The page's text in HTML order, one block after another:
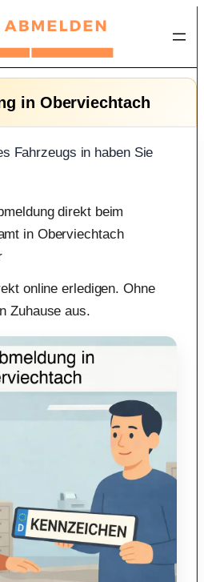
in Oberviechtach
Fahrzeugs in haben Sie
direkt beim
in Oberviechtach
online erledigen. Ohne
Zuhause aus.